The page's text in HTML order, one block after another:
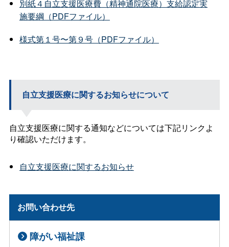
別紙４自立支援医療費（精神通院医療）支給認定実
施要綱（PDFファイル）
様式第１号〜第９号（PDFファイル）
自立支援医療に関するお知らせについて
自立支援医療に関する通知などについては下記リンクよ
り確認いただけます。
自立支援医療に関するお知らせ
お問い合わせ先
障がい福祉課